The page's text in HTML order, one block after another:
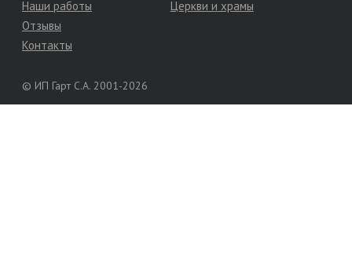
Наши работы
Отзывы
Контакты
Церкви и храмы
© ИП Гарт С.А. 2001-2026